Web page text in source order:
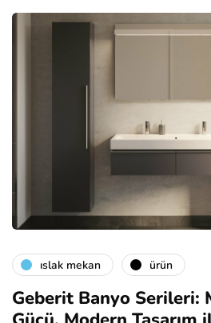
islak mekan ürün
Geberit Banyo Serileri: